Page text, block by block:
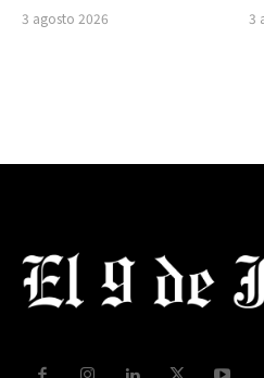
3 agosto 2026 3